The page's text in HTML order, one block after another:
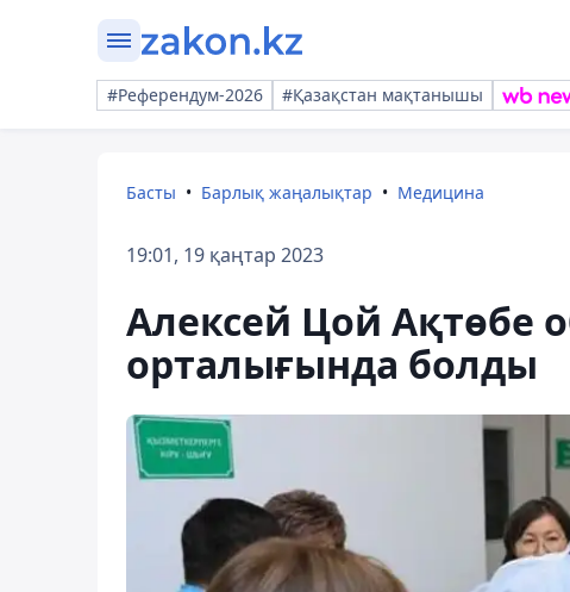
#Референдум-2026 #Қазақстан мақтанышы
Басты Барлық жаңалықтар Медицина
19:01, 19 қаңтар 2023
Алексей Цой Ақтөбе
орталығында болды